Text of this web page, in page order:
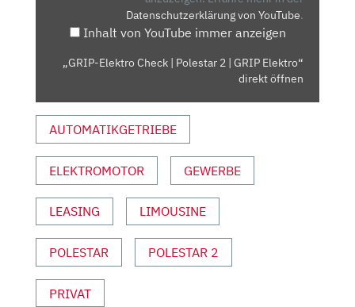
ELEKTRO“
ANZEIGEN
Datenschutzerklärung von YouTube.
Inhalt von YouTube immer anzeigen
„GRIP-Elektro Check | Polestar 2 | GRIP Elektro“
direkt öffnen
AUTOMATIKGETRIEBE
ELEKTROMOTOR GEWERBE
LEASING LIMOUSINE
POLESTAR POLESTAR 2
PRIVAT